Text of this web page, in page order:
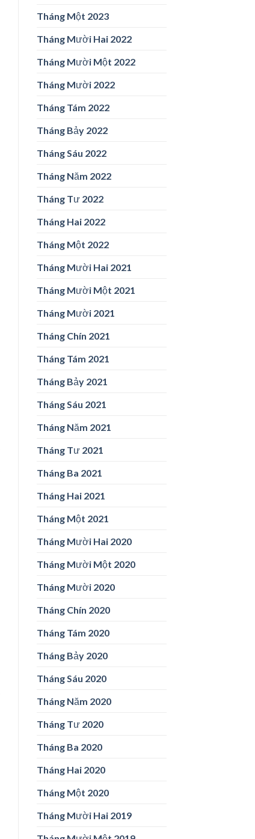
Tháng Một 2023
Tháng Mười Hai 2022
Tháng Mười Một 2022
Tháng Mười 2022
Tháng Tám 2022
Tháng Bảy 2022
Tháng Sáu 2022
Tháng Năm 2022
Tháng Tư 2022
Tháng Hai 2022
Tháng Một 2022
Tháng Mười Hai 2021
Tháng Mười Một 2021
Tháng Mười 2021
Tháng Chín 2021
Tháng Tám 2021
Tháng Bảy 2021
Tháng Sáu 2021
Tháng Năm 2021
Tháng Tư 2021
Tháng Ba 2021
Tháng Hai 2021
Tháng Một 2021
Tháng Mười Hai 2020
Tháng Mười Một 2020
Tháng Mười 2020
Tháng Chín 2020
Tháng Tám 2020
Tháng Bảy 2020
Tháng Sáu 2020
Tháng Năm 2020
Tháng Tư 2020
Tháng Ba 2020
Tháng Hai 2020
Tháng Một 2020
Tháng Mười Hai 2019